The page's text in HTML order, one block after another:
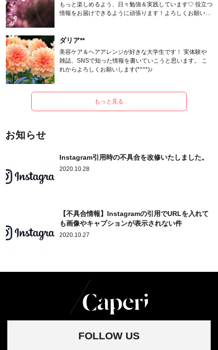
もっと楽しめるよう、日々勉強＆実践しています♡ 役立つ
情報をお届けできるように頑張ります！よろしくお願いし
ダリア**
美容ケア＆ヘアアレンジが好きな大学生です！ 実体験や
雑誌、SNSで知った情報を書いていこうと思います。 こ
れからよろしくお願いします(*^^*)♪
もっと見る
お知らせ
Instagram引用時の不具合を改修いたしました。
2020.10.28
【不具合情報】Instagramの引用でURLを入れて
も画像やキャプションが表示されない件
2020.10.27
FOLLOW US